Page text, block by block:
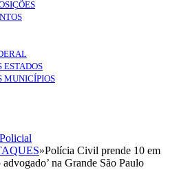
ESTADOS
MUNICÍPIOS
»Polícia Civil prende 10 em
na Grande São Paulo